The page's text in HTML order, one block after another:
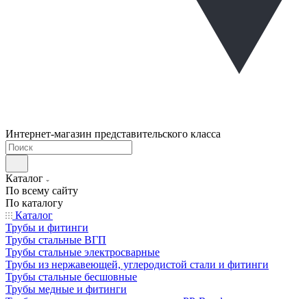
Интернет-магазин представительского класса
Каталог
По всему сайту
По каталогу
Каталог
Трубы и фитинги
Трубы стальные ВГП
Трубы стальные электросварные
Трубы из нержавеющей, углеродистой стали и фитинги
Трубы стальные бесшовные
Трубы медные и фитинги